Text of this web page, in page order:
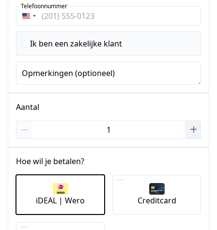
Verenigde
Staten
+1
Telefoonnummer
Ik ben een zakelijke klant
Opmerkingen (optioneel)
Aantal
Hoe wil je betalen?
iDEAL | Wero Creditcard